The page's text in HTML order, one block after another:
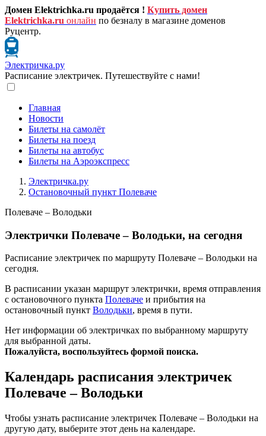
Домен Elektrichka.ru продаётся ! Купить домен
Elektrichka.ru онлайн по безналу в магазине доменов
Руцентр.
Электричка.ру
Расписание электричек. Путешествуйте с нами!
Главная
Новости
Билеты на самолёт
Билеты на поезд
Билеты на автобус
Билеты на Аэроэкспресс
Электричка.ру
Остановочный пункт Полеваче
Полеваче – Володьки
Электрички Полеваче – Володьки, на сегодня
Расписание электричек по маршруту Полеваче – Володьки на
сегодня.
В расписании указан маршрут электрички, время отправления
с остановочного пункта Полеваче и прибытия на
остановочный пункт Володьки, время в пути.
Нет информации об электричках по выбранному маршруту
для выбранной даты.
Пожалуйста, воспользуйтесь формой поиска.
Календарь расписания электричек
Полеваче – Володьки
Чтобы узнать расписание электричек Полеваче – Володьки на
другую дату, выберите этот день на календаре.